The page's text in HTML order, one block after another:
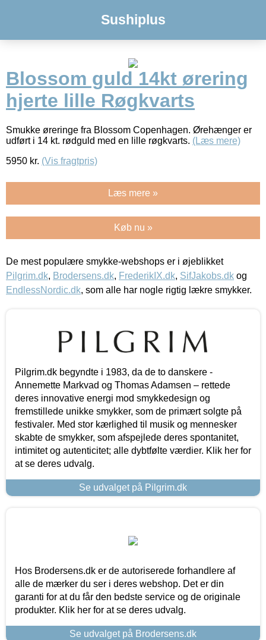
Sushiplus
Blossom guld 14kt ørering
hjerte lille Røgkvarts
Smukke øreringe fra Blossom Copenhagen. Ørehænger er
udført i 14 kt. rødguld med en lille røgkvarts. (Læs mere)
5950 kr. (Vis fragtpris)
Læs mere »
Køb nu »
De mest populære smykke-webshops er i øjeblikket
Pilgrim.dk, Brodersens.dk, FrederikIX.dk, SifJakobs.dk og
EndlessNordic.dk, som alle har nogle rigtig lækre smykker.
Pilgrim.dk begyndte i 1983, da de to danskere -
Annemette Markvad og Thomas Adamsen – rettede
deres innovative energi mod smykkedesign og
fremstillede unikke smykker, som de primært solgte på
festivaler. Med stor kærlighed til musik og mennesker
skabte de smykker, som afspejlede deres spontanitet,
intimitet og autenticitet; alle dybtfølte værdier. Klik her for
at se deres udvalg.
Se udvalget på Pilgrim.dk
Hos Brodersens.dk er de autoriserede forhandlere af
alle de mærker du ser i deres webshop. Det er din
garanti for at du får den bedste service og de originale
produkter. Klik her for at se deres udvalg.
Se udvalget på Brodersens.dk